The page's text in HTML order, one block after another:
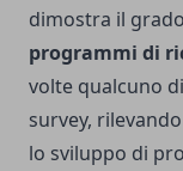
dimostra il
programmi di
volte qualcuno
survey,
lo sviluppo di